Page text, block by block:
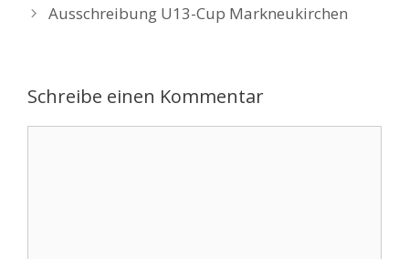
Ausschreibung U13-Cup Markneukirchen
Schreibe einen Kommentar